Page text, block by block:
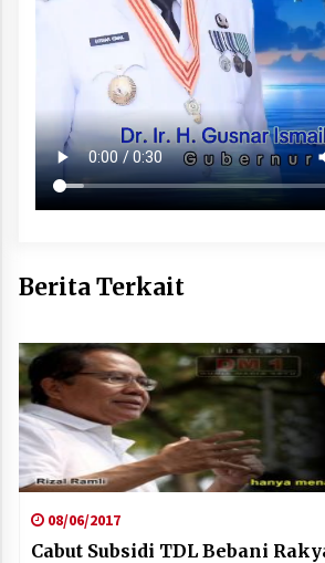
Berita Terkait
08/06/2017
Cabut Subsidi TDL Bebani